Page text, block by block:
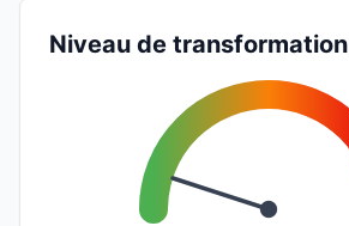
Niveau de transformation